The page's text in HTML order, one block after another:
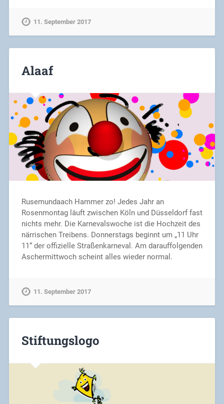
11. September 2017
Alaaf
Rusemundaach Hammer zo! Jedes Jahr an
Rosenmontag läuft zwischen Köln und Düsseldorf fast
nichts mehr. Die Karnevalswoche ist die Hochzeit des
närrischen Treibens. Donnerstags beginnt um „11 Uhr
11“ der offizielle Straßenkarneval. Am darauffolgenden
Aschermittwoch scheint alles wieder normal.
11. September 2017
Stiftungslogo